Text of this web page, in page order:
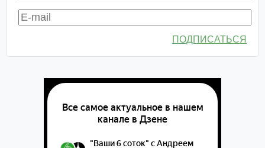
ПОДПИСАТЬСЯ